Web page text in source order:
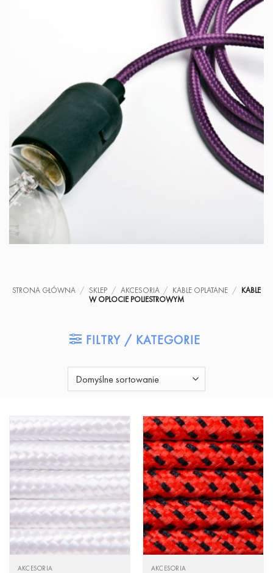
STRONA GŁÓWNA / SKLEP / AKCESORIA / KABLE OPLATANE / KABLE
W OPLOCIE POLIESTROWYM
FILTRY / KATEGORIE
AKCESORIA AKCESORIA